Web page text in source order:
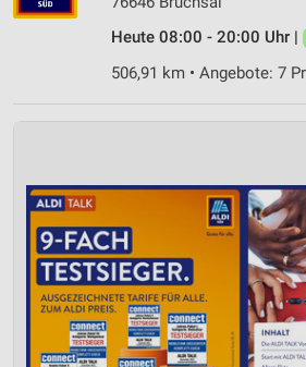
Heute 08:00 - 20:00 Uhr |
506,91 km • Angebote: 7
Geräte anhand von aktiv angeforderten
Werbung